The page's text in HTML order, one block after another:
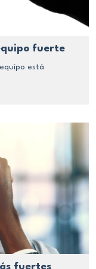
fuerte
está
fuertes